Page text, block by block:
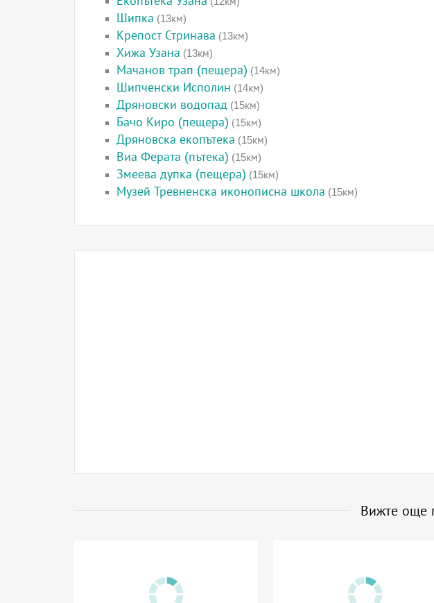
Шипка (13км)
Крепост Стринава (13км)
Хижа Узана (13км)
Мачанов трап (пещера) (14км)
Шипченски Исполин (14км)
Дряновски водопад (15км)
Бачо Киро (пещера) (15км)
Дряновска екопътека (15км)
Виа Ферата (пътека) (15км)
Змеева дупка (пещера) (15км)
Музей Тревненска иконописна школа (15км)
Вижте още